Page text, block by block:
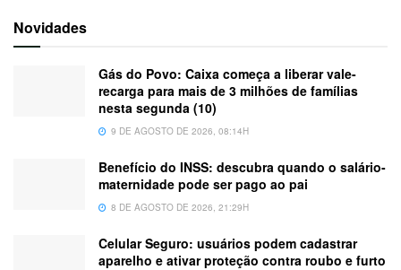
Novidades
Gás do Povo: Caixa começa a liberar vale-
recarga para mais de 3 milhões de famílias
nesta segunda (10)
9 DE AGOSTO DE 2026, 08:14H
Benefício do INSS: descubra quando o salário-
maternidade pode ser pago ao pai
8 DE AGOSTO DE 2026, 21:29H
Celular Seguro: usuários podem cadastrar
aparelho e ativar proteção contra roubo e furto